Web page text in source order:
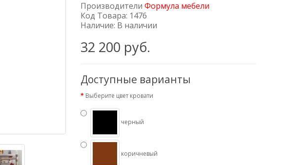
Производители Формула мебели
Код Товара: 1476
Наличие: В наличии
32 200 руб.
Доступные варианты
Выберите цвет кровати
черный
коричневый